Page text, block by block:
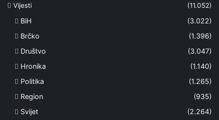
Vijesti
(11.052)
BiH
(3.022)
Brčko
(1.396)
Društvo
(3.047)
Hronika
(1.140)
Politika
(1.265)
Region
(935)
Svijet
(2.264)